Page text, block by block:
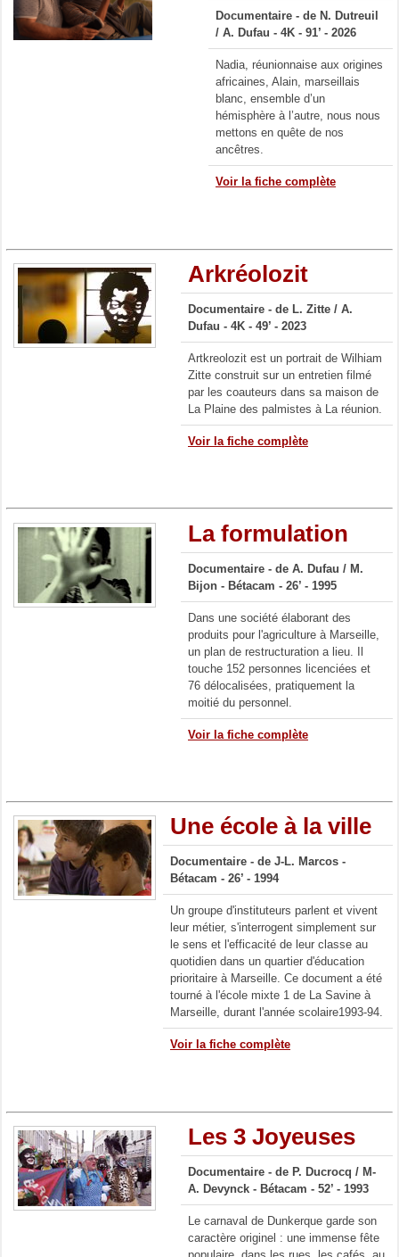
Documentaire - de N. Dutreuil
/ A. Dufau - 4K - 91’ - 2026
Nadia, réunionnaise aux origines
africaines, Alain, marseillais
blanc, ensemble d’un
hémisphère à l’autre, nous nous
mettons en quête de nos
ancêtres.
Voir la fiche complète
Arkréolozit
Documentaire - de L. Zitte / A.
Dufau - 4K - 49’ - 2023
Artkreolozit est un portrait de Wilhiam
Zitte construit sur un entretien filmé
par les coauteurs dans sa maison de
La Plaine des palmistes à La réunion.
Voir la fiche complète
La formulation
Documentaire - de A. Dufau / M.
Bijon - Bétacam - 26’ - 1995
Dans une société élaborant des
produits pour l'agriculture à Marseille,
un plan de restructuration a lieu. Il
touche 152 personnes licenciées et
76 délocalisées, pratiquement la
moitié du personnel.
Voir la fiche complète
Une école à la ville
Documentaire - de J-L. Marcos -
Bétacam - 26’ - 1994
Un groupe d'instituteurs parlent et vivent
leur métier, s'interrogent simplement sur
le sens et l'efficacité de leur classe au
quotidien dans un quartier d'éducation
prioritaire à Marseille. Ce document a été
tourné à l'école mixte 1 de La Savine à
Marseille, durant l'année scolaire1993-94.
Voir la fiche complète
Les 3 Joyeuses
Documentaire - de P. Ducrocq / M-
A. Devynck - Bétacam - 52’ - 1993
Le carnaval de Dunkerque garde son
caractère originel : une immense fête